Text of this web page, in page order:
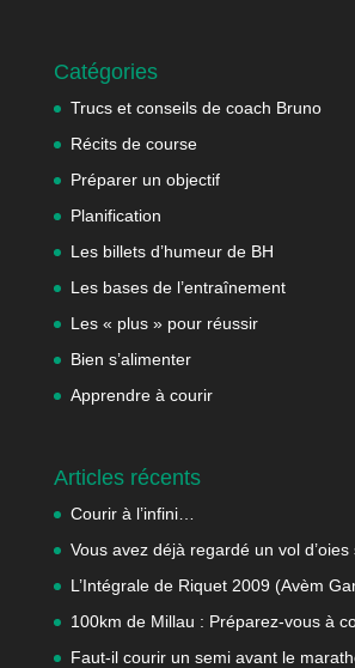
Catégories
Trucs et conseils de coach Bruno
Récits de course
Préparer un objectif
Planification
Les billets d’humeur de BH
Les bases de l’entraînement
Les « plus » pour réussir
Bien s’alimenter
Apprendre à courir
Articles récents
Courir à l’infini…
Vous avez déjà regardé un vol
L’Intégrale de Riquet 2009 (Avèm
100km de Millau : Préparez-vous à
Faut-il courir un semi avant le